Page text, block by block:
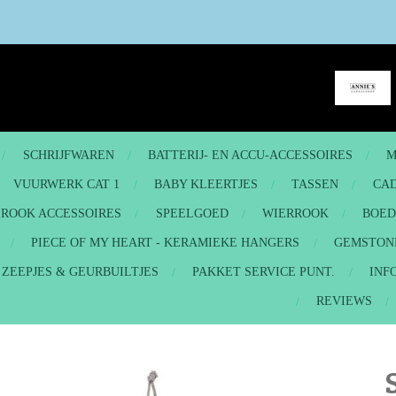
SCHRIJFWAREN BATTERIJ- EN ACCU-ACCESSOIRES
VUURWERK CAT 1 BABY KLEERTJES TASSEN
ROOK ACCESSOIRES SPEELGOED WIERROOK
PIECE OF MY HEART - KERAMIEKE HANGERS
ZEEPJES & GEURBUILTJES PAKKET SERVICE PUNT.
REVIEWS